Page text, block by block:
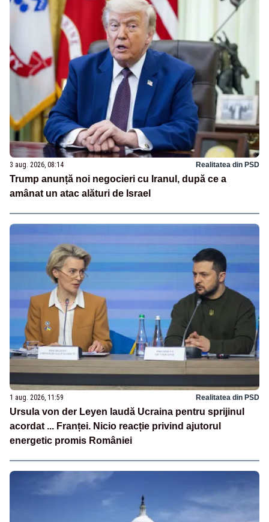
3 aug. 2026, 08:14 Realitatea din PSD
Trump anunță noi negocieri cu Iranul, după ce a
amânat un atac alături de Israel
1 aug. 2026, 11:59 Realitatea din PSD
Ursula von der Leyen laudă Ucraina pentru sprijinul
acordat ... Franței. Nicio reacție privind ajutorul
energetic promis României